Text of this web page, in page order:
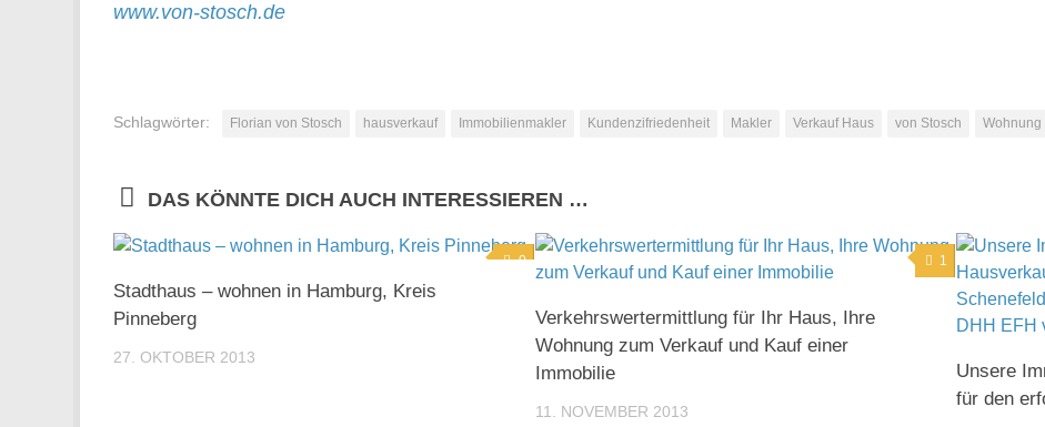
www.von-stosch.de
Schlagwörter: Florian von Stosch hausverkauf Immobilienmakler Kundenzifriedenheit Makler Verkauf Haus von Stosch Wohnung
DAS KÖNNTE DICH AUCH INTERESSIEREN …
0
Stadthaus – wohnen in Hamburg, Kreis
Pinneberg
27. OKTOBER 2013
1
Verkehrswertermittlung für Ihr Haus, Ihre
Wohnung zum Verkauf und Kauf einer
Immobilie
11. NOVEMBER 2013
Unsere
für den